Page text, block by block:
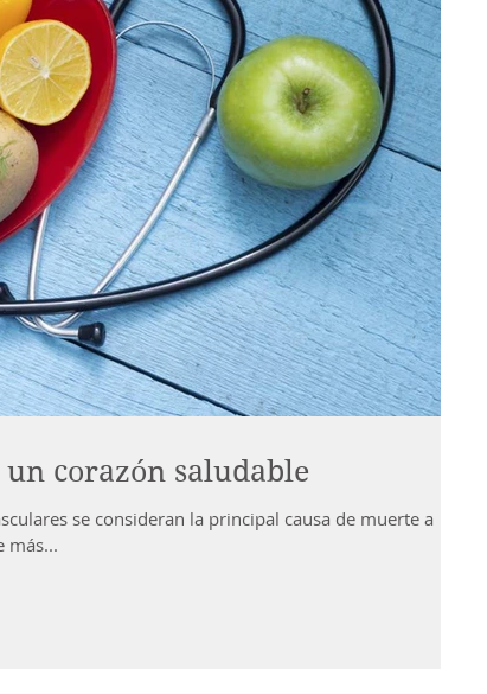
corazón saludable
se consideran la principal causa de muerte a
más...